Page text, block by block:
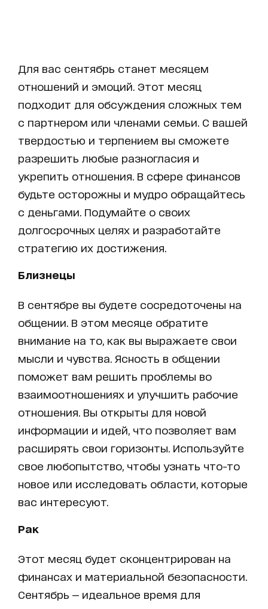
Для вас сентябрь станет месяцем
отношений и эмоций. Этот месяц
подходит для обсуждения сложных тем
с партнером или членами семьи. С вашей
твердостью и терпением вы сможете
разрешить любые разногласия и
укрепить отношения. В сфере финансов
будьте осторожны и мудро обращайтесь
с деньгами. Подумайте о своих
долгосрочных целях и разработайте
стратегию их достижения.
Близнецы
В сентябре вы будете сосредоточены на
общении. В этом месяце обратите
внимание на то, как вы выражаете свои
мысли и чувства. Ясность в общении
поможет вам решить проблемы во
взаимоотношениях и улучшить рабочие
отношения. Вы открыты для новой
информации и идей, что позволяет вам
расширять свои горизонты. Используйте
свое любопытство, чтобы узнать что-то
новое или исследовать области, которые
вас интересуют.
Рак
Этот месяц будет сконцентрирован на
финансах и материальной безопасности.
Сентябрь — идеальное время для